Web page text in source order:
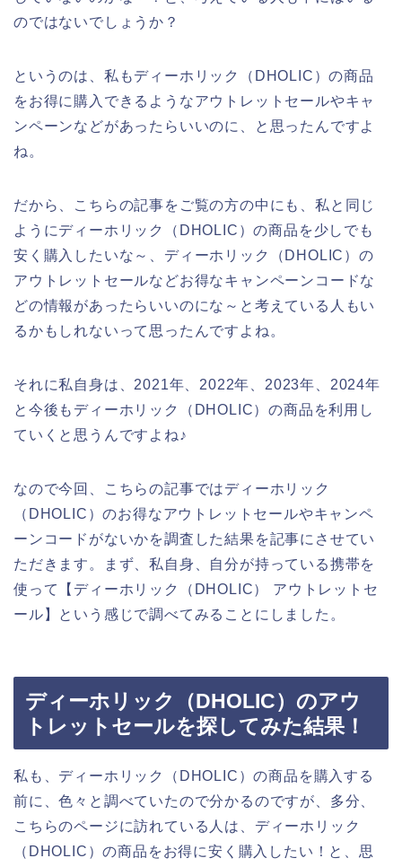
のではないでしょうか？
というのは、私もディーホリック（DHOLIC）の商品
をお得に購入できるようなアウトレットセールやキャ
ンペーンなどがあったらいいのに、と思ったんですよ
ね。
だから、こちらの記事をご覧の方の中にも、私と同じ
ようにディーホリック（DHOLIC）の商品を少しでも
安く購入したいな～、ディーホリック（DHOLIC）の
アウトレットセールなどお得なキャンペーンコードな
どの情報があったらいいのにな～と考えている人もい
るかもしれないって思ったんですよね。
それに私自身は、2021年、2022年、2023年、2024年
と今後もディーホリック（DHOLIC）の商品を利用し
ていくと思うんですよね♪
なので今回、こちらの記事ではディーホリック
（DHOLIC）のお得なアウトレットセールやキャンペ
ーンコードがないかを調査した結果を記事にさせてい
ただきます。まず、私自身、自分が持っている携帯を
使って【ディーホリック（DHOLIC） アウトレットセ
ール】という感じで調べてみることにしました。
ディーホリック（DHOLIC）のアウ
トレットセールを探してみた結果！
私も、ディーホリック（DHOLIC）の商品を購入する
前に、色々と調べていたので分かるのですが、多分、
こちらのページに訪れている人は、ディーホリック
（DHOLIC）の商品をお得に安く購入したい！と、思